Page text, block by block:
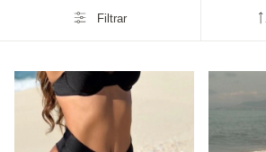
Filtrar